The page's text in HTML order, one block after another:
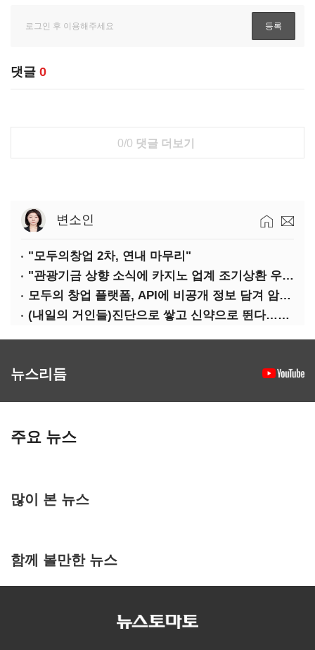
댓글 0
0/0 댓글 더보기
변소인
"모두의창업 2차, 연내 마무리"
"관광기금 상향 소식에 카지노 업계 조기상환 우려"
모두의 창업 플랫폼, API에 비공개 정보 담겨 암호키까지 새나갔다
(내일의 거인들)진단으로 쌓고 신약으로 뛴다…세니젠의 대전환
뉴스리듬
주요 뉴스
많이 본 뉴스
함께 볼만한 뉴스